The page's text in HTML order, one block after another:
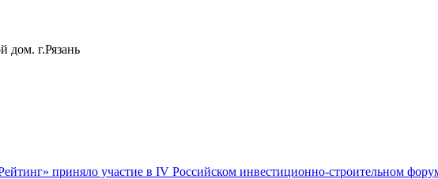
дом. г.Рязань
приняло участие в IV Российском инвестиционно-строительном